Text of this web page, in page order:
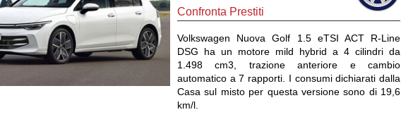
Confronta Prestiti
Volkswagen Nuova Golf 1.5 eTSI ACT R-Line
DSG ha un motore mild hybrid a 4 cilindri da
1.498 cm3, trazione anteriore e cambio
automatico a 7 rapporti. I consumi dichiarati dalla
Casa sul misto per questa versione sono di 19,6
km/l.